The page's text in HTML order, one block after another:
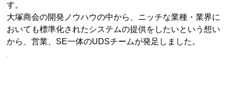
す。
大塚商会の開発ノウハウの中から、ニッチな業種・業界に
おいても標準化されたシステムの提供をしたいという想い
から、営業、SE一体のUDSチームが発足しました。